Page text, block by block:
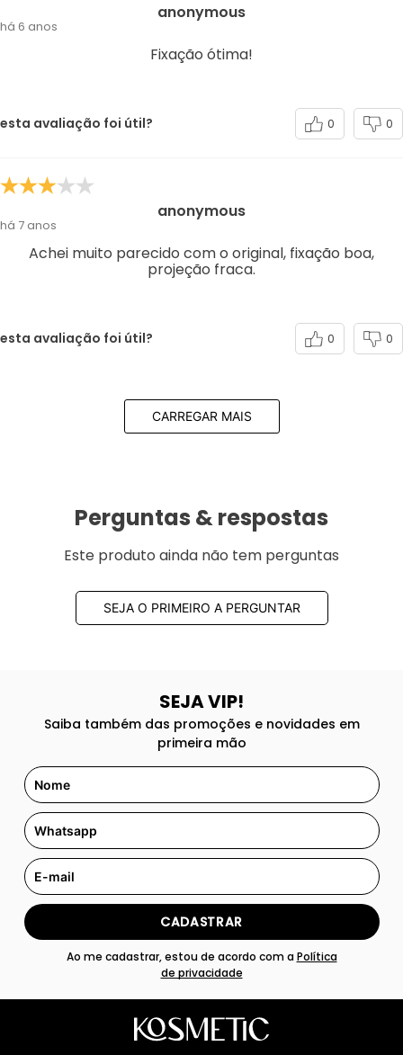
anonymous
há 6 anos
Fixação ótima!
esta avaliação foi útil? 0 0
anonymous
há 7 anos
Achei muito parecido com o original, fixação boa,
projeção fraca.
esta avaliação foi útil? 0 0
CARREGAR MAIS
Perguntas & respostas
Este produto ainda não tem perguntas
SEJA O PRIMEIRO A PERGUNTAR
SEJA VIP!
Saiba também das promoções e novidades em
primeira mão
CADASTRAR
Ao me cadastrar, estou de acordo com aPolítica
de privacidade